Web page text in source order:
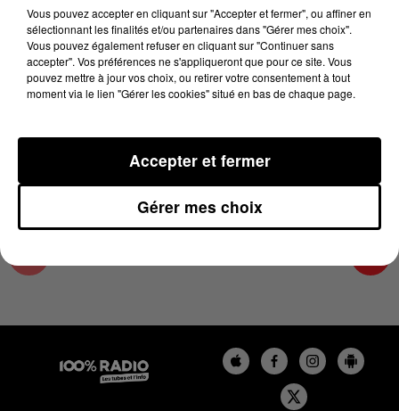
13 juin 2024 - 1 min 15 sec
L'AGENDA DE L'HÉRAULT DU 13/06/2024 À
06H47
L'AGENDA DE L'HERAULT
Vous pouvez accepter en cliquant sur "Accepter et fermer", ou affiner en
sélectionnant les finalités et/ou partenaires dans "Gérer mes choix".
Vous pouvez également refuser en cliquant sur "Continuer sans
accepter". Vos préférences ne s'appliqueront que pour ce site. Vous
pouvez mettre à jour vos choix, ou retirer votre consentement à tout
moment via le lien "Gérer les cookies" situé en bas de chaque page.
Gérer mes choix
Accepter et fermer